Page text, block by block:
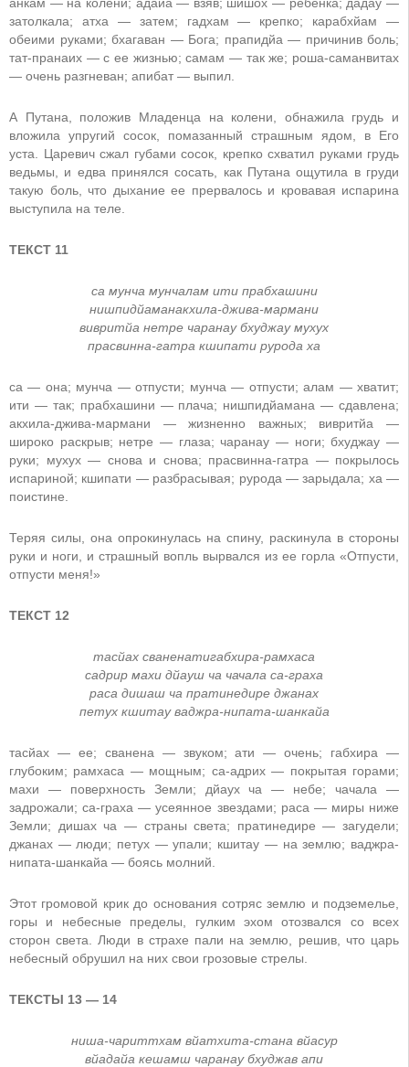
затолкала; атха — затем; гадхам — крепко; карабхйам —
обеими руками; бхагаван — Бога; прапидйа — причинив боль;
тат-пранаих — с ее жизнью; самам — так же; роша-саманвитах
— очень разгневан; апибат — выпил.
А Путана, положив Младенца на колени, обнажила грудь и
вложила упругий сосок, помазанный страшным ядом, в Его
уста. Царевич сжал губами сосок, крепко схватил руками грудь
ведьмы, и едва принялся сосать, как Путана ощутила в груди
такую боль, что дыхание ее прервалось и кровавая испарина
выступила на теле.
ТЕКСТ 11
са мунча мунчалам ити прабхашини
нишпидйаманакхила-джива-мармани
вивритйа нетре чаранау бхуджау мухух
прасвинна-гатра кшипати рурода ха
са — она; мунча — отпусти; мунча — отпусти; алам — хватит;
ити — так; прабхашини — плача; нишпидйамана — сдавлена;
акхила-джива-мармани — жизненно важных; вивритйа —
широко раскрыв; нетре — глаза; чаранау — ноги; бхуджау —
руки; мухух — снова и снова; прасвинна-гатра — покрылось
испариной; кшипати — разбрасывая; рурода — зарыдала; ха —
поистине.
Теряя силы, она опрокинулась на спину, раскинула в стороны
руки и ноги, и страшный вопль вырвался из ее горла «Отпусти,
отпусти меня!»
ТЕКСТ 12
тасйах сваненатигабхира-рамхаса
садрир махи дйауш ча чачала са-граха
раса дишаш ча пратинедире джанах
петух кшитау ваджра-нипата-шанкайа
тасйах — ее; сванена — звуком; ати — очень; габхира —
глубоким; рамхаса — мощным; са-адрих — покрытая горами;
махи — поверхность Земли; дйаух ча — небе; чачала —
задрожали; са-граха — усеянное звездами; раса — миры ниже
Земли; дишах ча — страны света; пратинедире — загудели;
джанах — люди; петух — упали; кшитау — на землю; ваджра-
нипата-шанкайа — боясь молний.
Этот громовой крик до основания сотряс землю и подземелье,
горы и небесные пределы, гулким эхом отозвался со всех
сторон света. Люди в страхе пали на землю, решив, что царь
небесный обрушил на них свои грозовые стрелы.
ТЕКСТЫ 13 — 14
ниша-чариттхам вйатхита-стана вйасур
вйадайа кешамш чаранау бхуджав апи